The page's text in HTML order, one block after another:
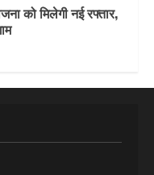
को मिलेगी नई रफ्तार,